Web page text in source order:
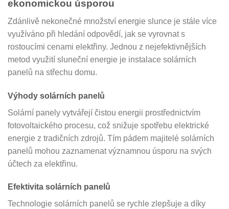
ekonomickou úsporou
Zdánlivě nekonečné množství energie slunce je stále více
využíváno při hledání odpovědí, jak se vyrovnat s
rostoucími cenami elektřiny. Jednou z nejefektivnějších
metod využití sluneční energie je instalace solárních
panelů na střechu domu.
Výhody solárních panelů
Solární panely vytvářejí čistou energii prostřednictvím
fotovoltaického procesu, což snižuje spotřebu elektrické
energie z tradičních zdrojů. Tím pádem majitelé solárních
panelů mohou zaznamenat významnou úsporu na svých
účtech za elektřinu.
Efektivita solárních panelů
Technologie solárních panelů se rychle zlepšuje a díky